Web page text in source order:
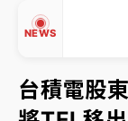
NEWS
韓股最壞時期
至2個月低
「白海豚」雨
損最多
台積電股